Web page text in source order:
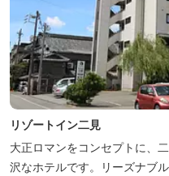
リゾートイン二見
大正ロマンをコンセプトに、
沢なホテルです。リーズナブ